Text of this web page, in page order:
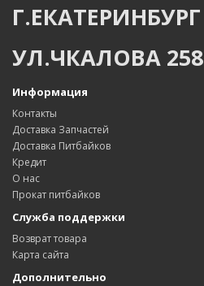
Г.ЕКАТЕРИНБУРГ
УЛ.ЧКАЛОВА 258
Информация
Контакты
Доставка Запчастей
Доставка Питбайков
Кредит
О нас
Прокат питбайков
Служба поддержки
Возврат товара
Карта сайта
Дополнительно